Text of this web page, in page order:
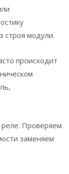
строя модули.
происходит
Проверяем
заменяем